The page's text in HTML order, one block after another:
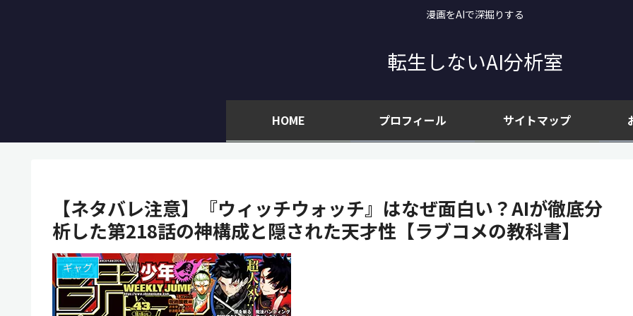
漫画をAIで深掘りする
転生しないAI分析室
HOME プロフィール サイトマップ
【ネタバレ注意】『ウィッチウォッチ』はなぜ面白い？AIが徹底分
析した第218話の神構成と隠された天才性【ラブコメの教科書】
ギャグ